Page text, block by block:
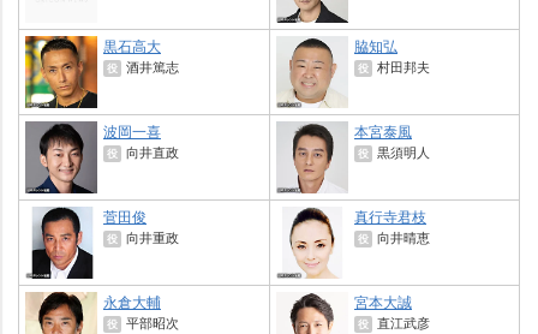
黒石高大
役 酒井篤志
脇知弘
役 村田邦夫
波岡一喜
役 向井直政
本宮泰風
役 黒須明人
菅田俊
役 向井重政
真行寺君枝
役 向井晴恵
永倉大輔
役 平部昭次
宮本大誠
役 直江武彦